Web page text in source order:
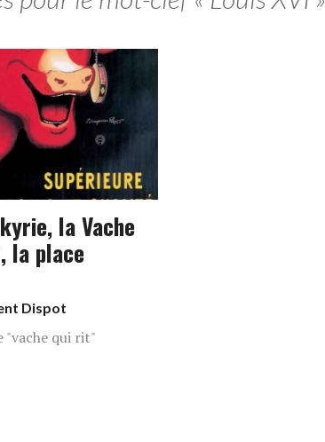
la Vache
la place
Dispot
"vache qui rit"